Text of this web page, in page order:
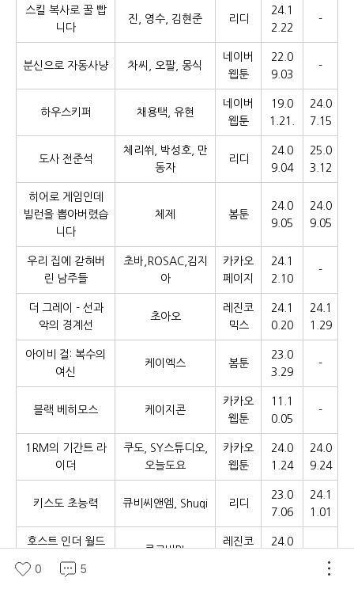
스킬 복사로 꿀 빱
니다
진, 영수, 김현준 리디
24.1
2.22
-
분신으로 자동사냥 차씨, 오팔, 몽식
네이버
웹툰
22.0
9.03
-
하우스키퍼 채용택, 유현
네이버
웹툰
19.0
1.21.
24.0
7.15
도사 전준석
체리쒸, 박성호, 만
동자
리디
24.0
9.04
25.0
3.12
히어로 게임인데
빌런을 뽑아버렸습
니다
체제 봄툰
24.0
9.05
24.0
9.05
우리 집에 갇혀버
린 남주들
초바,ROSAC,김지
아
카카오
페이지
24.1
2.10
-
더 그레이 - 선과
악의 경계선
초아오
레진코
믹스
24.1
0.20
24.1
1.29
아이비 걸: 복수의
여신
케이엑스 봄툰
23.0
3.29
-
블랙 베히모스 케이지콘
카카오
웹툰
11.1
0.05
-
1RM의 기간트 라
이더
쿠도, SY스튜디오,
오늘도요
카카오
웹툰
24.0
1.24
24.0
9.24
키스도 초능력 큐비씨앤엠, Shuqi 리디
23.0
7.06
24.1
1.01
호스트 인더 월드
[개정판]
클로버BL
레진코
24.0
-
0 5